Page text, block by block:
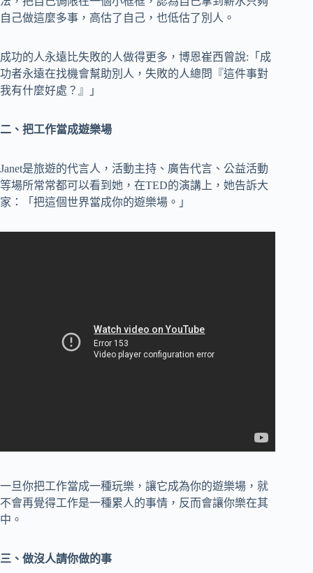
自己做這麼多事，高估了自己，也低估了別人。
成功的人永遠比失敗的人做得更多，博恩崔西曾說:「成
功者永遠在找機會幫助別人，失敗的人總問『這件事對
我有什麼好處？』」
二、把工作當成遊樂場
Janet是旅遊的代言人，活動主持、廣告代言、公益活動
等場所常常都可以看到她，在TED的演講上，她告訴大
家：「把這個世界當成你的遊樂場。」
一旦你把工作當成一種玩樂，讓它成為你的遊樂場，就
不會再覺得工作是一種累人的事情，反而會讓你樂在其
中。
三、做沒人請你做的事